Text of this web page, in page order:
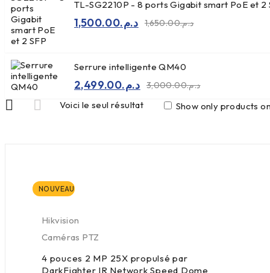
TL-SG2210P - 8 ports Gigabit smart PoE et 2
د.م.1,650.00
Le
était :
د.م.1,500.00
Le
est :
Serrure intelligente QM40
د.م.3,000.00
Le
prix
د.م.2,499.00
Le
prix
Voici le seul résultat Show only products
NOUVEAU
Hikvision
Caméras PTZ
4 pouces 2 MP 25X propulsé par
DarkFighter IR Network Speed Dome